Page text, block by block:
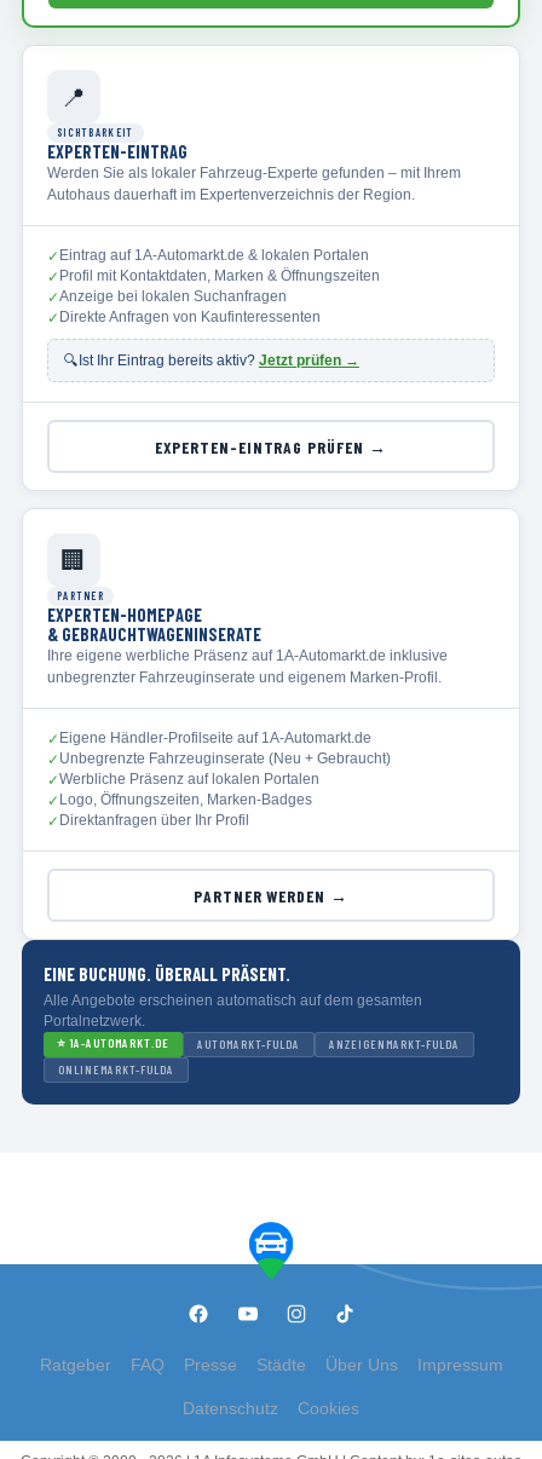
📍
SICHTBARKEIT
EXPERTEN-EINTRAG
Werden Sie als lokaler Fahrzeug-Experte gefunden – mit Ihrem
Autohaus dauerhaft im Expertenverzeichnis der Region.
✓ Eintrag auf 1A-Automarkt.de & lokalen Portalen
✓ Profil mit Kontaktdaten, Marken & Öffnungszeiten
✓Anzeige bei lokalen Suchanfragen
✓ Direkte Anfragen von Kaufinteressenten
🔍 Ist Ihr Eintrag bereits aktiv? Jetzt prüfen →
EXPERTEN-EINTRAG PRÜFEN →
🏢
PARTNER
EXPERTEN-HOMEPAGE
& GEBRAUCHTWAGENINSERATE
Ihre eigene werbliche Präsenz auf 1A-Automarkt.de inklusive
unbegrenzter Fahrzeuginserate und eigenem Marken-Profil.
✓ Eigene Händler-Profilseite auf 1A-Automarkt.de
✓ Unbegrenzte Fahrzeuginserate (Neu + Gebraucht)
✓Werbliche Präsenz auf lokalen Portalen
✓ Logo, Öffnungszeiten, Marken-Badges
✓ Direktanfragen über Ihr Profil
PARTNER WERDEN →
EINE BUCHUNG. ÜBERALL PRÄSENT.
Alle Angebote erscheinen automatisch auf dem gesamten
Portalnetzwerk.
⭐ 1A-AUTOMARKT.DE AUTOMARKT-FULDA
ANZEIGENMARKT-FULDA
ONLINEMARKT-FULDA
Ratgeber FAQ Presse Städte Über Uns Impressum
Datenschutz Cookies